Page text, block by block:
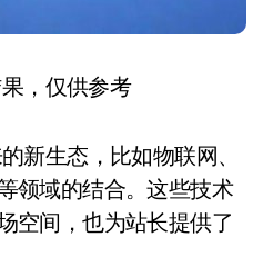
，仅供参考
新生态，比如物联网、
领域的结合。这些技术
空间，也为站长提供了